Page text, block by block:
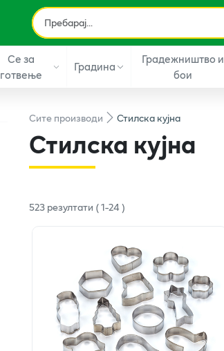
Се за
готвење
Градина
Градежништво и
бои
Ситепроизводи Стилска кујна
Стилска кујна
523резултати (1-24)